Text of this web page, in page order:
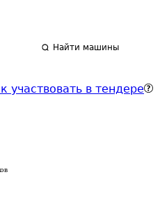
Найти машины
участвовать в тендере